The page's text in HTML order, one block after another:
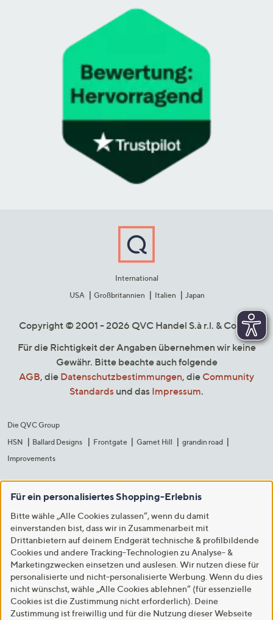
International
USA
Großbritannien Italien Japan
Copyright © 2001 - 2026 QVC Handel S.à r.l. & Co. KG
Für die Richtigkeit der Angaben übernehmen wir keine
Gewähr. Bitte beachte auch folgende
AGB, die Datenschutzbestimmungen, die Community
Standards und das Impressum.
Die QVC Group
HSN
Ballard Designs Frontgate Garnet Hill
grandin road
Improvements
Für ein personalisiertes Shopping-Erlebnis
Bitte wähle „Alle Cookies zulassen“, wenn du damit
einverstanden bist, dass wir in Zusammenarbeit mit
Drittanbietern auf deinem Endgerät technische & profilbildende
Cookies und andere Tracking-Technologien zu Analyse- &
Marketingzwecken einsetzen und auslesen. Wir nutzen diese für
personalisierte und nicht-personalisierte Werbung. Wenn du dies
nicht wünschst, wähle „Alle Cookies ablehnen“ (für essenzielle
Cookies ist die Zustimmung nicht erforderlich). Deine
Zustimmung ist freiwillig und für die Nutzung dieser Webseite